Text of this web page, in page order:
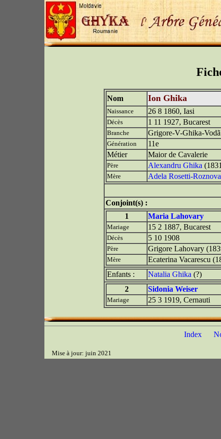
Nom Ion Ghika
Naissance 26 8 1860, Iasi
Décès 1 11 1927, Bucarest
Branche Grigore-V-Ghika-Vodã
Génération
11e
Métier
Maior de Cavalerie
Père Alexandru Ghika
Mère Adela Rosetti-
Conjoint(s) :
1
Maria Lahovary
Mariage 15 2 1887, Bucarest
Décès 5 10 1908
Père Grigore Lahovary
Mère
Ecaterina Vacarescu
Enfants :
Natalia Ghika (?)
2
Sidonia Weiser
Mariage 25 3 1919, Cernauti
Index
Mise à jour: juin 2021